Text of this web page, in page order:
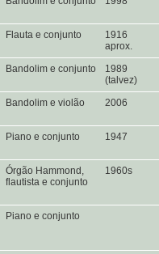
Flauta e conjunto
1916
aprox.
Bandolim e conjunto
1989
(talvez)
Bandolim e violão 2006
Piano e conjunto 1947
Órgão Hammond,
flautista e conjunto
1960s
Piano e conjunto